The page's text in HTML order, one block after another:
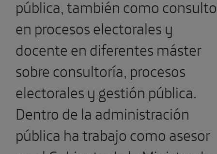
pública, también como
en procesos electorales y
docente en diferentes máster
sobre consultoría, procesos
electorales y gestión pública.
Dentro de la administración
pública ha trabajo como asesor